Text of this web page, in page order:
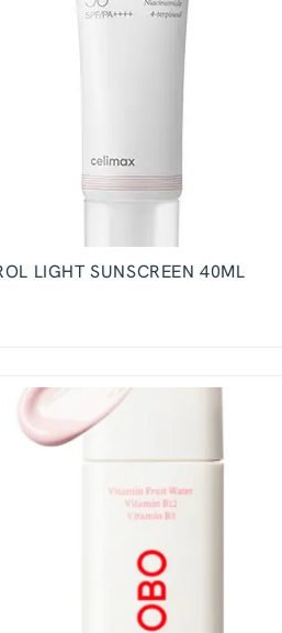
LIGHT SUNSCREEN 40ML